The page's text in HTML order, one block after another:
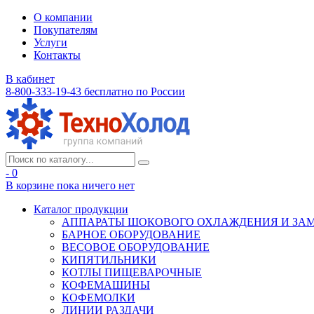
О компании
Покупателям
Услуги
Контакты
В кабинет
8-800-333-19-43 бесплатно по России
- 0
В корзине пока ничего нет
Каталог продукции
АППАРАТЫ ШОКОВОГО ОХЛАЖДЕНИЯ И
БАРНОЕ ОБОРУДОВАНИЕ
ВЕСОВОЕ ОБОРУДОВАНИЕ
КИПЯТИЛЬНИКИ
КОТЛЫ ПИЩЕВАРОЧНЫЕ
КОФЕМАШИНЫ
КОФЕМОЛКИ
ЛИНИИ РАЗДАЧИ